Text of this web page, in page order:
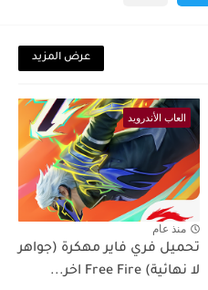
عرض المزيد
العاب الأندرويد
منذ عام
تحميل فري فاير مهكرة (جواهر
لا نهائية) Free Fire اخر...